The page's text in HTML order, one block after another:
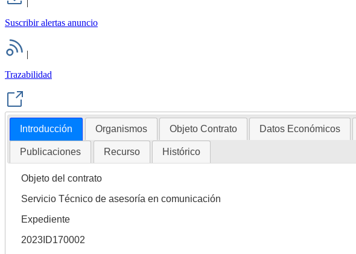
|
Suscribir alertas anuncio
|
Trazabilidad
Introducción Organismos Objeto Contrato Datos Económicos
Publicaciones Recurso Histórico
Objeto del contrato
Servicio Técnico de asesoría en comunicación
Expediente
2023ID170002